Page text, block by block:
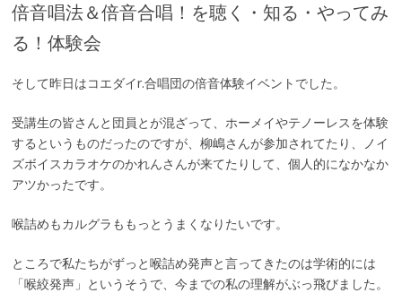
倍音唱法＆倍音合唱！を聴く・知る・やってみ
る！体験会
そして昨日はコエダイr.合唱団の倍音体験イベントでした。
受講生の皆さんと団員とが混ざって、ホーメイやテノーレスを体験
するというものだったのですが、柳嶋さんが参加されてたり、ノイ
ズボイスカラオケのかれんさんが来てたりして、個人的になかなか
アツかったです。
喉詰めもカルグラももっとうまくなりたいです。
ところで私たちがずっと喉詰め発声と言ってきたのは学術的には
「喉絞発声」というそうで、今までの私の理解がぶっ飛びました。